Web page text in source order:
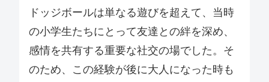
ドッジボールは単なる遊びを超えて、当時
の小学生たちにとって友達との絆を深め、
感情を共有する重要な社交の場でした。そ
のため、この経験が後に大人になった時も